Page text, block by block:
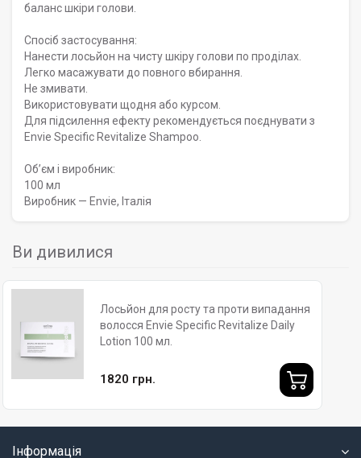
баланс шкіри голови.
Спосіб застосування:
Нанести лосьйон на чисту шкіру голови по проділах.
Легко масажувати до повного вбирання.
Не змивати.
Використовувати щодня або курсом.
Для підсилення ефекту рекомендується поєднувати з
Envie Specific Revitalize Shampoo.
Обʼєм і виробник:
100 мл
Виробник — Envie, Італія
Ви дивилися
Лосьйон для росту та проти випадання
волосся Envie Specific Revitalize Daily
Lotion 100 мл.
1820 грн.
Інформація